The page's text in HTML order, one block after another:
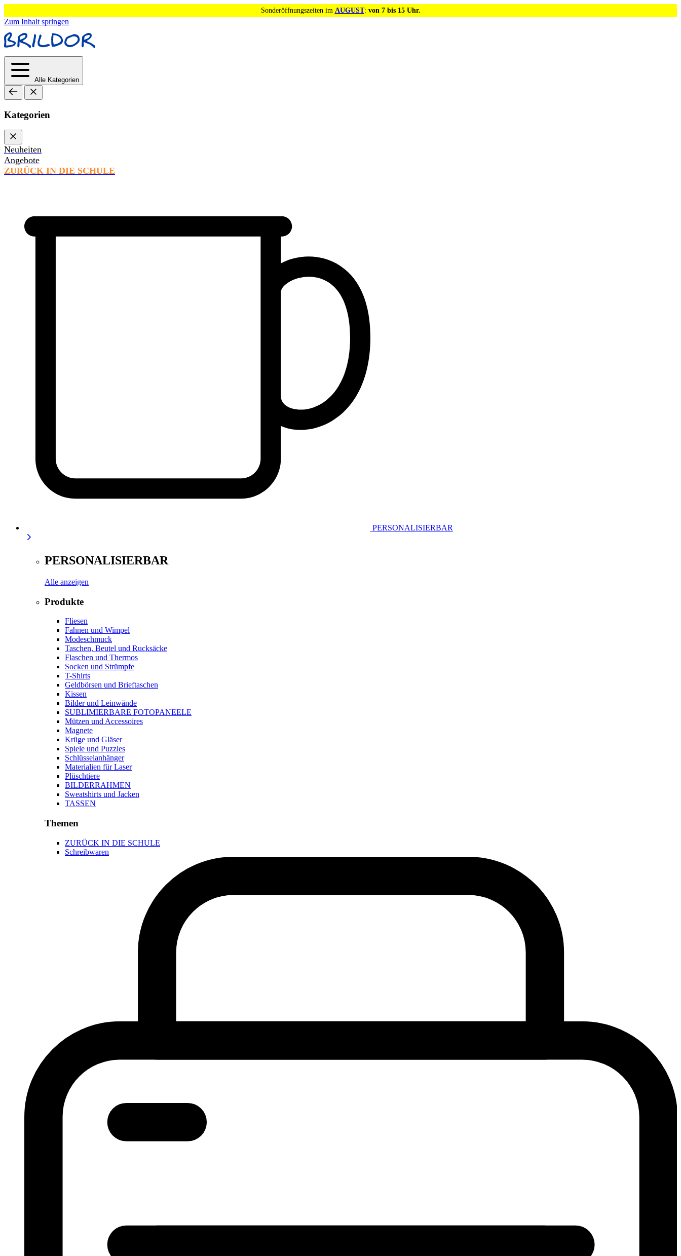
Sonderöffnungszeiten im AUGUST: von 7 bis 15 Uhr.
Zum Inhalt springen
Alle Kategorien
Kategorien
Neuheiten
Angebote
ZURÜCK IN DIE SCHULE
PERSONALISIERBAR
PERSONALISIERBAR
Alle anzeigen
Produkte
Fliesen
Fahnen und Wimpel
Modeschmuck
Taschen, Beutel und Rucksäcke
Flaschen und Thermos
Socken und Strümpfe
T-Shirts
Geldbörsen und Brieftaschen
Kissen
Bilder und Leinwände
SUBLIMIERBARE FOTOPANEELE
Mützen und Accessoires
Magnete
Krüge und Gläser
Spiele und Puzzles
Schlüsselanhänger
Materialien für Laser
Plüschtiere
BILDERRAHMEN
Sweatshirts und Jacken
TASSEN
Themen
ZURÜCK IN DIE SCHULE
Schreibwaren